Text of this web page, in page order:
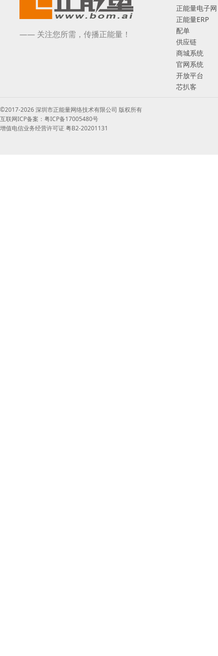
—— 关注您所需，传播正能量！
正能量电子网
正能量ERP
配单
供应链
商城系统
官网系统
开放平台
芯扒客
©2017-2026 深圳市正能量网络技术有限公司 版权所有
互联网ICP备案：粤ICP备17005480号
增值电信业务经营许可证 粤B2-20201131